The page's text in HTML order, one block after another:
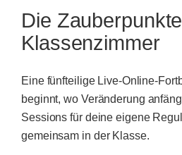
Die
Klassenzimmer
Eine fünfteilige Live-Online-
beginnt, wo Veränderung
Sessions für deine eigene
gemeinsam in der Klasse.